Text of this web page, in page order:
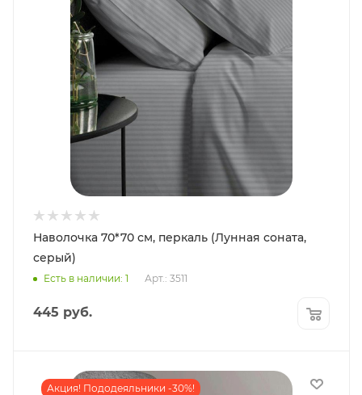
Наволочка 70*70 см, перкаль (Лунная соната,
серый)
Есть в наличии: 1 Арт.: 3511
445 руб.
Акция! Пододеяльники -30%!